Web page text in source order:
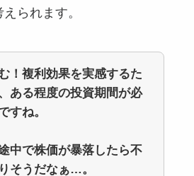
られます。
！複利効果を実感するた
ある程度の投資期間が必
すね。
中で株価が暴落したら不
そうだなぁ…。